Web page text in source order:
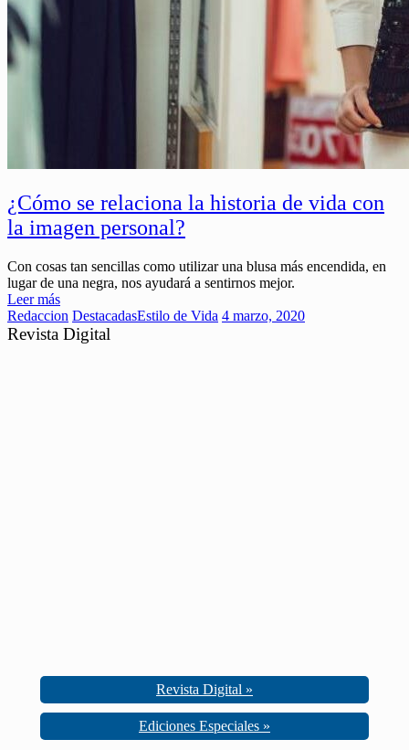
¿Cómo se relaciona la historia de vida con
la imagen personal?
Con cosas tan sencillas como utilizar una blusa más encendida, en
lugar de una negra, nos ayudará a sentirnos mejor.
Leer más
Redaccion DestacadasEstilo de Vida 4 marzo, 2020
Revista Digital
Revista Digital »
Ediciones Especiales »